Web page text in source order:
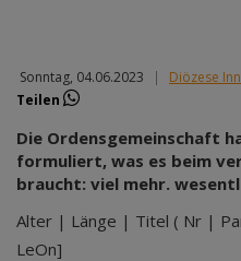
Sonntag, 04.06.2023 | Diözese
Teilen
Die Ordensgemeinschaft
formuliert, was es beim
braucht: viel mehr.
Alter | Länge | Titel ( Nr |
LeOn]